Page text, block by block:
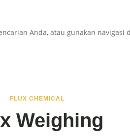
Anda, atau gunakan
FLUX CHEMICAL
Weighing